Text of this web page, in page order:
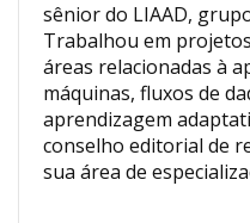
sênior do LIAAD,
Trabalhou em
áreas relacionadas à
máquinas, fluxos de
aprendizagem
conselho editorial de
sua área de